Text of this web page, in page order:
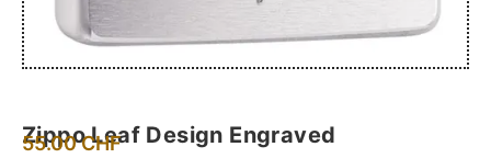
Zippo Leaf Design Engraved
55.00CHF